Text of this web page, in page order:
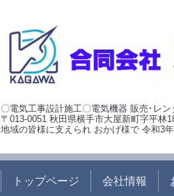
〇電気工事設計施工〇電気機器 販売･レ
〒013-0051 秋田県横手市大屋新町字平林
地域の皆様に支えられ おかげ様で 令和3
トップページ 会社情報